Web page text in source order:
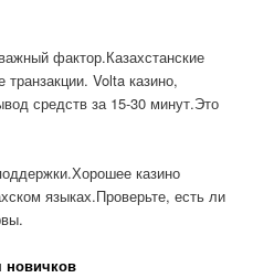
фактор.Казахстанские
Volta казино,
средств за 15-30 минут.Это
казино
языках.Проверьте, есть ли
новичков